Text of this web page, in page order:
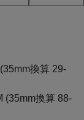
換算 29-
(35mm換算 88-